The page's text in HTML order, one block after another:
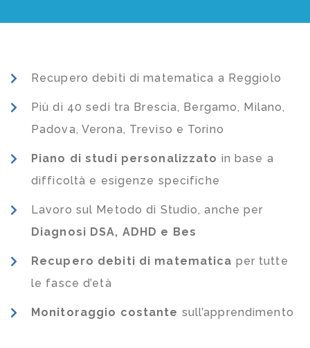
Recupero debiti di matematica a Reggiolo
Più di 40 sedi tra Brescia, Bergamo, Milano,
Padova, Verona, Treviso e Torino
Piano di studi personalizzato in base a
difficoltà e esigenze specifiche
Lavoro sul Metodo di Studio, anche per
Diagnosi DSA, ADHD e Bes
Recupero debiti di matematica per tutte
le fasce d’età
Monitoraggio costante sull’apprendimento